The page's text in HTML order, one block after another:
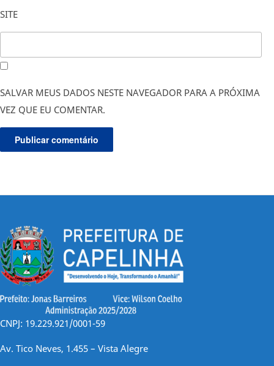
SITE
SALVAR MEUS DADOS NESTE NAVEGADOR PARA A PRÓXIMA
VEZ QUE EU COMENTAR.
CNPJ: 19.229.921/0001-59
Av. Tico Neves, 1.455 – Vista Alegre